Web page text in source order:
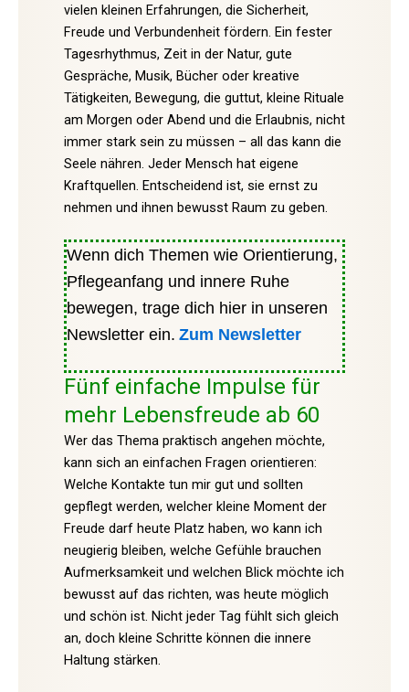
vielen kleinen Erfahrungen, die Sicherheit,
Freude und Verbundenheit fördern. Ein fester
Tagesrhythmus, Zeit in der Natur, gute
Gespräche, Musik, Bücher oder kreative
Tätigkeiten, Bewegung, die guttut, kleine Rituale
am Morgen oder Abend und die Erlaubnis, nicht
immer stark sein zu müssen – all das kann die
Seele nähren. Jeder Mensch hat eigene
Kraftquellen. Entscheidend ist, sie ernst zu
nehmen und ihnen bewusst Raum zu geben.
Wenn dich Themen wie Orientierung,
Pflegeanfang und innere Ruhe
bewegen, trage dich hier in unseren
Newsletter ein. Zum Newsletter
Fünf einfache Impulse für
mehr Lebensfreude ab 60
Wer das Thema praktisch angehen möchte,
kann sich an einfachen Fragen orientieren:
Welche Kontakte tun mir gut und sollten
gepflegt werden, welcher kleine Moment der
Freude darf heute Platz haben, wo kann ich
neugierig bleiben, welche Gefühle brauchen
Aufmerksamkeit und welchen Blick möchte ich
bewusst auf das richten, was heute möglich
und schön ist. Nicht jeder Tag fühlt sich gleich
an, doch kleine Schritte können die innere
Haltung stärken.